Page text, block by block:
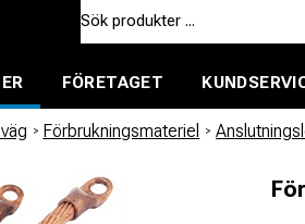
FÖRETAGET
/ Förbrukningsmateriel /